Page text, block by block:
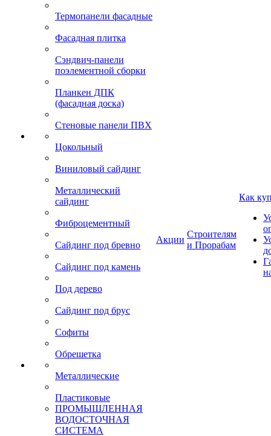
Термопанели фасадные
Фасадная плитка
Сэндвич-панели
поэлементной сборки
Планкен ДПК
(фасадная доска)
Стеновые панели ПВХ
Цокольный
Виниловый сайдинг
Металлический
сайдинг
Фиброцементный
Сайдинг под бревно
Сайдинг под камень
Под дерево
Сайдинг под брус
Софиты
Обрешетка
Металлические
Пластиковые
ПРОМЫШЛЕННАЯ
ВОДОСТОЧНАЯ
СИСТЕМА
Акции
Строителям
и Прорабам
Как